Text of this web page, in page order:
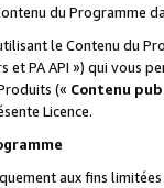
du Programme
le Contenu du
et PA API ») qui vous
(« Contenu
Licence.
aux fins